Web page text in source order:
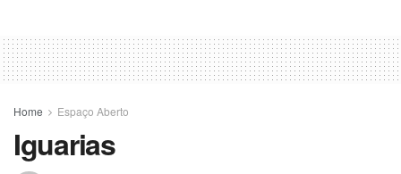
Home Espaço Aberto
Iguarias